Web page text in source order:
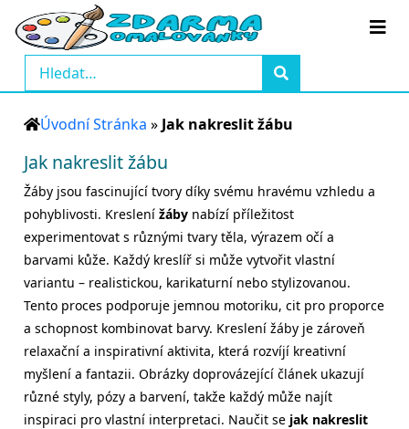
Úvodní Stránka » Jak nakreslit žábu
Jak nakreslit žábu
Žáby jsou fascinující tvory díky svému hravému vzhledu a
pohyblivosti. Kreslení žáby nabízí příležitost
experimentovat s různými tvary těla, výrazem očí a
barvami kůže. Každý kreslíř si může vytvořit vlastní
variantu – realistickou, karikaturní nebo stylizovanou.
Tento proces podporuje jemnou motoriku, cit pro proporce
a schopnost kombinovat barvy. Kreslení žáby je zároveň
relaxační a inspirativní aktivita, která rozvíjí kreativní
myšlení a fantazii. Obrázky doprovázející článek ukazují
různé styly, pózy a barvení, takže každý může najít
inspiraci pro vlastní interpretaci. Naučit se jak nakreslit